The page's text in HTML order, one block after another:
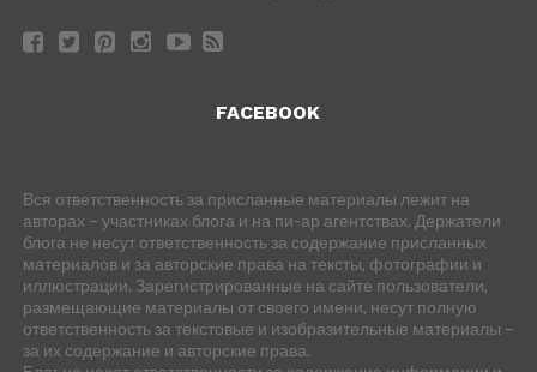
FACEBOOK
Вся ответственность за присланные материалы лежит на
авторах – участниках блога и на пи-ар агентствах. Держатели
блога не несут ответственность за содержание присланных
материалов и за авторские права на тексты, фотографии и
иллюстрации. Зарегистрированные на сайте пользователи,
размещающие материалы от своего имени, несут полную
ответственность за текстовые и изобразительные материалы –
за их содержание и авторские права.